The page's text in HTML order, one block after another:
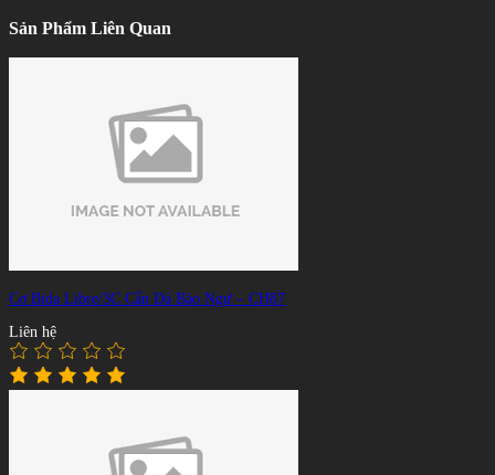
Sản Phẩm Liên Quan
Cơ Bida Libre/3C Cẩn Đá Bào Ngư – CH87
Liên hệ